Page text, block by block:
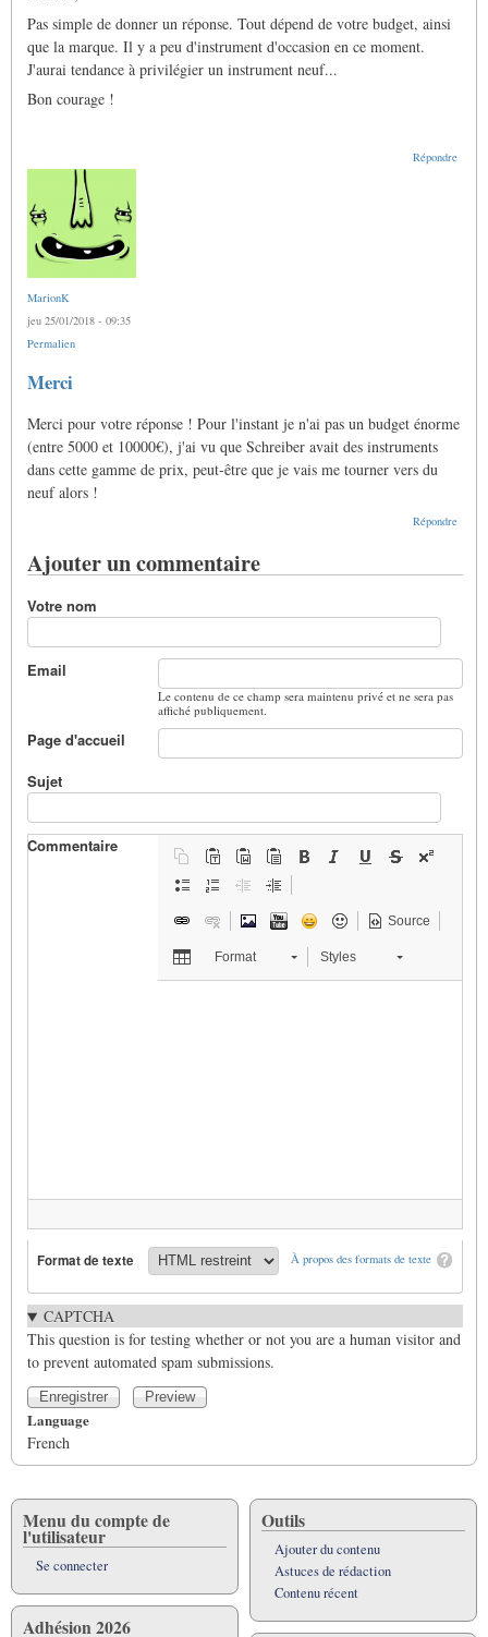
Pas simple de donner un réponse. Tout dépend de votre budget, ainsi
que la marque. Il y a peu d'instrument d'occasion en ce moment.
J'aurai tendance à privilégier un instrument neuf...
Bon courage !
Répondre
MarionK
jeu 25/01/2018 - 09:35
Permalien
Merci
Merci pour votre réponse ! Pour l'instant je n'ai pas un budget énorme
(entre 5000 et 10000€), j'ai vu que Schreiber avait des instruments
dans cette gamme de prix, peut-être que je vais me tourner vers du
neuf alors !
Répondre
Ajouter un commentaire
Votre nom
Email
Le contenu de ce champ sera maintenu privé et ne sera pas
affiché publiquement.
Page d'accueil
Sujet
Commentaire
Source
Format Styles
À propos des formats de texte
Format de texte
CAPTCHA
This question is for testing whether or not you are a human visitor and
to prevent automated spam submissions.
Language
French
Menu du compte de
l'utilisateur
Se connecter
Adhésion 2026
Outils
Ajouter du contenu
Astuces de rédaction
Contenu récent